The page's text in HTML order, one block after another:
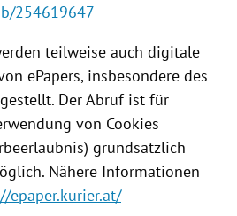
254619647
teilweise auch digitale
ePapers, insbesondere des
Der Abruf ist für
von Cookies
grundsätzlich
Nähere Informationen
epaper.kurier.at/